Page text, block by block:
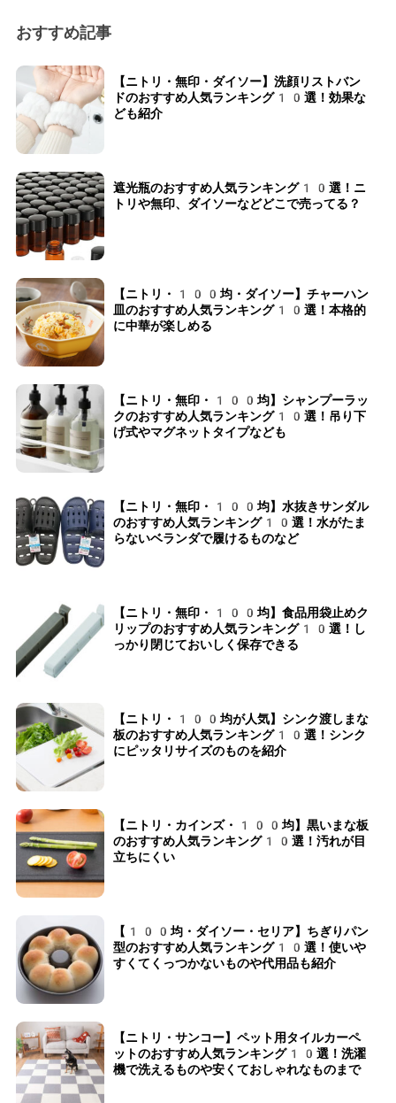
おすすめ記事
【ニトリ・無印・ダイソー】洗顔リストバン
ドのおすすめ人気ランキング10選！効果な
ども紹介
遮光瓶のおすすめ人気ランキング10選！ニ
トリや無印、ダイソーなどどこで売ってる？
【ニトリ・100均・ダイソー】チャーハン
皿のおすすめ人気ランキング10選！本格的
に中華が楽しめる
【ニトリ・無印・100均】シャンプーラッ
クのおすすめ人気ランキング10選！吊り下
げ式やマグネットタイプなども
【ニトリ・無印・100均】水抜きサンダル
のおすすめ人気ランキング10選！水がたま
らないベランダで履けるものなど
【ニトリ・無印・100均】食品用袋止めク
リップのおすすめ人気ランキング10選！し
っかり閉じておいしく保存できる
【ニトリ・100均が人気】シンク渡しまな
板のおすすめ人気ランキング10選！シンク
にピッタリサイズのものを紹介
【ニトリ・カインズ・100均】黒いまな板
のおすすめ人気ランキング10選！汚れが目
立ちにくい
【100均・ダイソー・セリア】ちぎりパン
型のおすすめ人気ランキング10選！使いや
すくてくっつかないものや代用品も紹介
【ニトリ・サンコー】ペット用タイルカーペ
ットのおすすめ人気ランキング10選！洗濯
機で洗えるものや安くておしゃれなものまで